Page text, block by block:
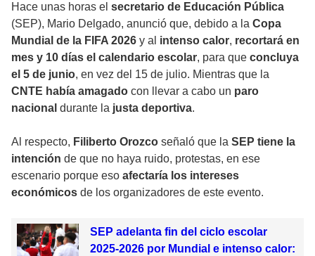
Hace unas horas el secretario de Educación Pública
(SEP), Mario Delgado, anunció que, debido a la Copa
Mundial de la FIFA 2026 y al intenso calor, recortará en
mes y 10 días el calendario escolar, para que concluya
el 5 de junio, en vez del 15 de julio. Mientras que la
CNTE había amagado con llevar a cabo un paro
nacional durante la justa deportiva.
Al respecto, Filiberto Orozco señaló que la SEP tiene la
intención de que no haya ruido, protestas, en ese
escenario porque eso afectaría los intereses
económicos de los organizadores de este evento.
SEP adelanta fin del ciclo escolar
2025-2026 por Mundial e intenso calor: